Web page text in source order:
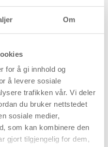
Om
for å gi innhold og
å levere sosiale
trafikken vår. Vi deler
du bruker nettstedet
sosiale medier,
som kan kombinere den
gjort tilgjengelig for dem,
2018